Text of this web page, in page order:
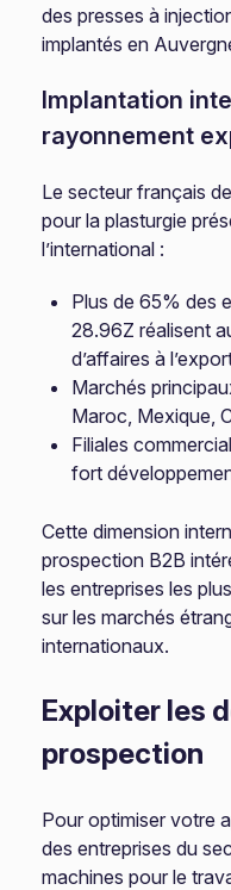
des presses à
implantés en
Implantation
rayonnement
Le secteur français
pour la plasturgie
l’international :
Plus de 65% des
28.96Z réalisent
d’affaires à
Marchés
Maroc, Mexique,
Filiales
fort
Cette dimension
prospection B2B
les entreprises les
sur les marchés
internationaux.
Exploiter les
prospection
Pour optimiser votre
des entreprises du
machines pour le